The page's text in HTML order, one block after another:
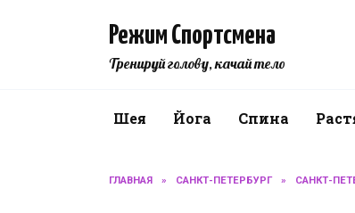
Режим Спортсмена
Тренируй голову, качай тело
Шея Йога Спина
ГЛАВНАЯ » САНКТ-ПЕТЕРБУРГ » САНКТ-